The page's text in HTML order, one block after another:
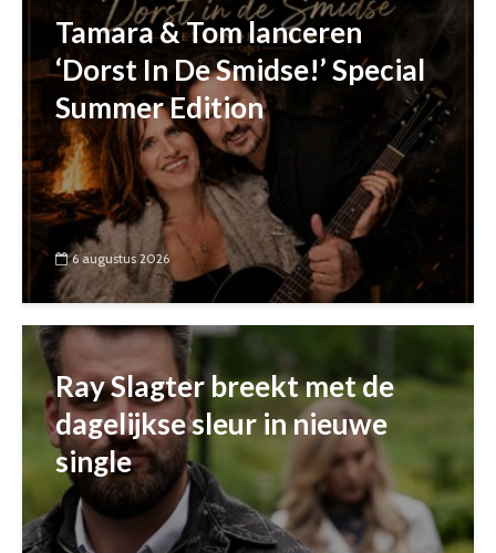
Tamara & Tom lanceren
‘Dorst In De Smidse!’ Special
Summer Edition
6 augustus 2026
Ray Slagter breekt met de
dagelijkse sleur in nieuwe
single